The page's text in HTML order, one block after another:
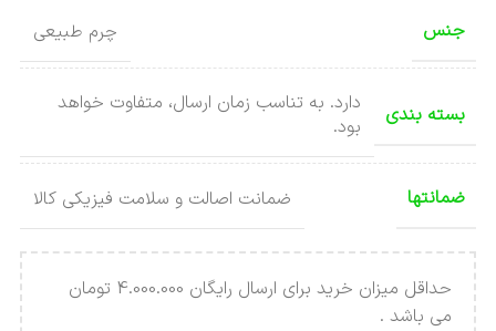
جنس چرم طبیعی
بسته بندی
دارد. به تناسب زمان ارسال، متفاوت خواهد
بود.
ضمانتها ضمانت اصالت و سلامت فیزیکی کالا
حداقل میزان خرید برای ارسال رایگان 4.000.000 تومان
می باشد .